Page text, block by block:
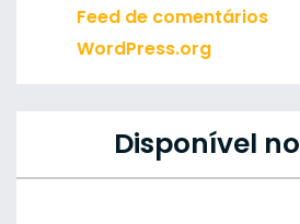
Feed de comentários
WordPress.org
Disponível